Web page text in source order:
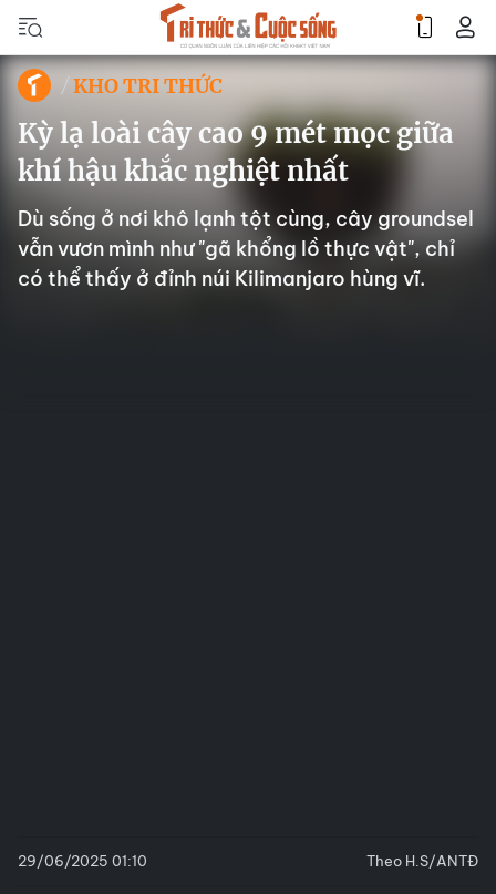
KHO TRI THỨC
Kỳ lạ loài cây cao 9 mét mọc giữa
khí hậu khắc nghiệt nhất
Dù sống ở nơi khô lạnh tột cùng, cây groundsel
vẫn vươn mình như "gã khổng lồ thực vật", chỉ
có thể thấy ở đỉnh núi Kilimanjaro hùng vĩ.
29/06/2025 01:10 Theo H.S/ANTĐ